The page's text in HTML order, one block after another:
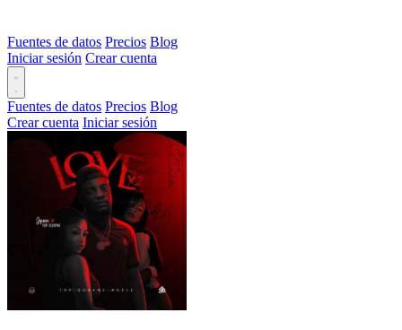
Fuentes de datos Precios Blog
Iniciar sesión Crear cuenta
Fuentes de datos Precios Blog
Crear cuenta Iniciar sesión